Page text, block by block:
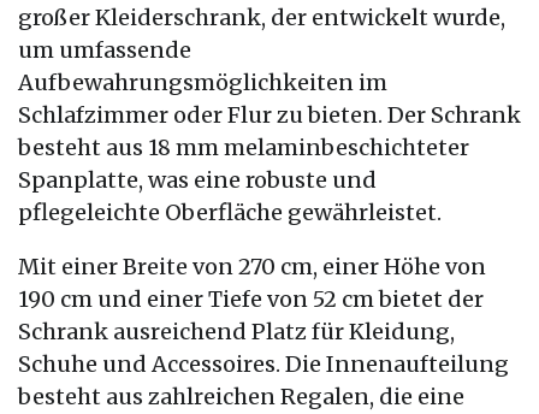
großer Kleiderschrank, der entwickelt wurde,
um umfassende
Aufbewahrungsmöglichkeiten im
Schlafzimmer oder Flur zu bieten. Der Schrank
besteht aus 18 mm melaminbeschichteter
Spanplatte, was eine robuste und
pflegeleichte Oberfläche gewährleistet.
Mit einer Breite von 270 cm, einer Höhe von
190 cm und einer Tiefe von 52 cm bietet der
Schrank ausreichend Platz für Kleidung,
Schuhe und Accessoires. Die Innenaufteilung
besteht aus zahlreichen Regalen, die eine